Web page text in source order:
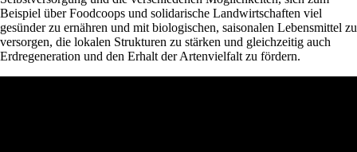
Beispiel über Foodcoops und solidarische Landwirtschaften viel
gesünder zu ernähren und mit biologischen, saisonalen Lebensmittel zu
versorgen, die lokalen Strukturen zu stärken und gleichzeitig auch
Erdregeneration und den Erhalt der Artenvielfalt zu fördern.